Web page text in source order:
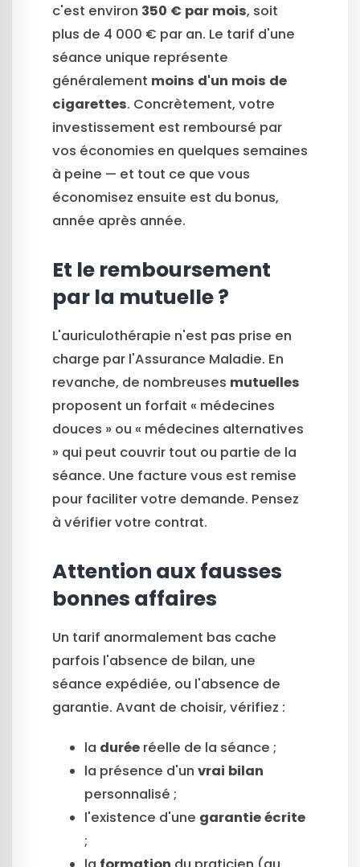
c'est environ 350 € par mois, soit
plus de 4 000 € par an. Le tarif d'une
séance unique représente
généralement moins d'un mois de
cigarettes. Concrètement, votre
investissement est remboursé par
vos économies en quelques semaines
à peine — et tout ce que vous
économisez ensuite est du bonus,
année après année.
Et le remboursement
par la mutuelle ?
L'auriculothérapie n'est pas prise en
charge par l'Assurance Maladie. En
revanche, de nombreuses mutuelles
proposent un forfait « médecines
douces » ou « médecines alternatives
» qui peut couvrir tout ou partie de la
séance. Une facture vous est remise
pour faciliter votre demande. Pensez
à vérifier votre contrat.
Attention aux fausses
bonnes affaires
Un tarif anormalement bas cache
parfois l'absence de bilan, une
séance expédiée, ou l'absence de
garantie. Avant de choisir, vérifiez :
la durée réelle de la séance ;
la présence d'un vrai bilan
personnalisé ;
l'existence d'une garantie écrite
;